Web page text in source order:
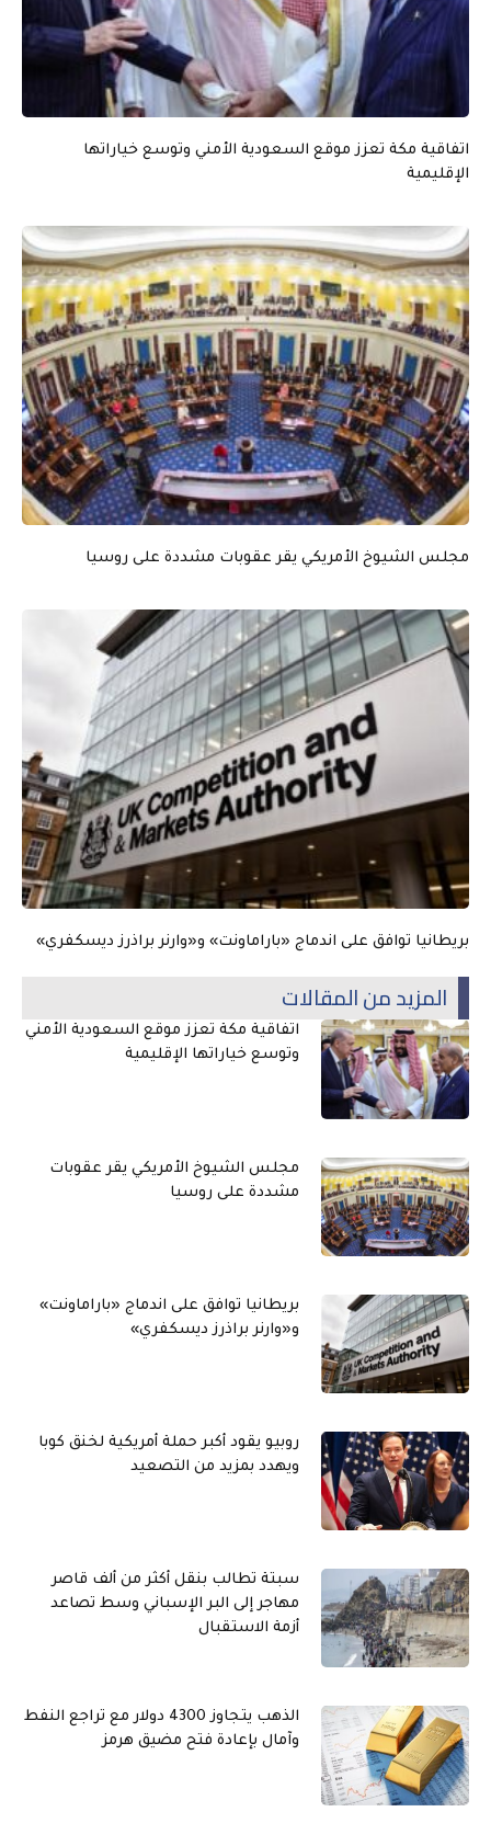
اتفاقية مكة تعزز موقع السعودية الأمني وتوسع خياراتها
الإقليمية
مجلس الشيوخ الأمريكي يقر عقوبات مشددة على روسيا
بريطانيا توافق على اندماج «باراماونت» و«وارنر براذرز ديسكفري»
المزيد من المقالات
اتفاقية مكة تعزز موقع السعودية الأمني
وتوسع خياراتها الإقليمية
مجلس الشيوخ الأمريكي يقر عقوبات
مشددة على روسيا
بريطانيا توافق على اندماج «باراماونت»
و«وارنر براذرز ديسكفري»
روبيو يقود أكبر حملة أمريكية لخنق كوبا
ويهدد بمزيد من التصعيد
سبتة تطالب بنقل أكثر من ألف قاصر
مهاجر إلى البر الإسباني وسط تصاعد
أزمة الاستقبال
الذهب يتجاوز 4300 دولار مع تراجع النفط
وآمال بإعادة فتح مضيق هرمز